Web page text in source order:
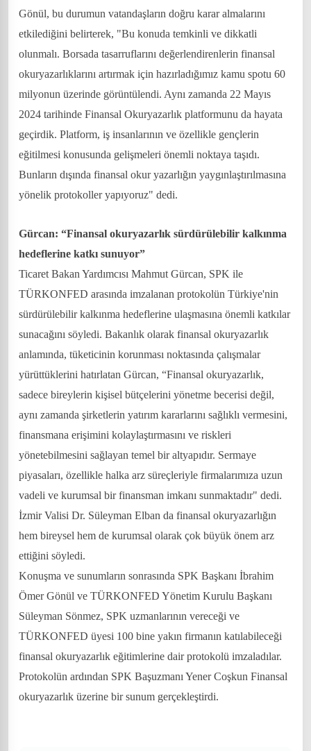
Gönül, bu durumun vatandaşların doğru karar almalarını
etkilediğini belirterek, "Bu konuda temkinli ve dikkatli
olunmalı. Borsada tasarruflarını değerlendirenlerin finansal
okuryazarlıklarını artırmak için hazırladığımız kamu spotu 60
milyonun üzerinde görüntülendi. Aynı zamanda 22 Mayıs
2024 tarihinde Finansal Okuryazarlık platformunu da hayata
geçirdik. Platform, iş insanlarının ve özellikle gençlerin
eğitilmesi konusunda gelişmeleri önemli noktaya taşıdı.
Bunların dışında finansal okur yazarlığın yaygınlaştırılmasına
yönelik protokoller yapıyoruz" dedi.
Gürcan: “Finansal okuryazarlık sürdürülebilir kalkınma
hedeflerine katkı sunuyor”
Ticaret Bakan Yardımcısı Mahmut Gürcan, SPK ile
TÜRKONFED arasında imzalanan protokolün Türkiye'nin
sürdürülebilir kalkınma hedeflerine ulaşmasına önemli katkılar
sunacağını söyledi. Bakanlık olarak finansal okuryazarlık
anlamında, tüketicinin korunması noktasında çalışmalar
yürüttüklerini hatırlatan Gürcan, “Finansal okuryazarlık,
sadece bireylerin kişisel bütçelerini yönetme becerisi değil,
aynı zamanda şirketlerin yatırım kararlarını sağlıklı vermesini,
finansmana erişimini kolaylaştırmasını ve riskleri
yönetebilmesini sağlayan temel bir altyapıdır. Sermaye
piyasaları, özellikle halka arz süreçleriyle firmalarımıza uzun
vadeli ve kurumsal bir finansman imkanı sunmaktadır" dedi.
İzmir Valisi Dr. Süleyman Elban da finansal okuryazarlığın
hem bireysel hem de kurumsal olarak çok büyük önem arz
ettiğini söyledi.
Konuşma ve sunumların sonrasında SPK Başkanı İbrahim
Ömer Gönül ve TÜRKONFED Yönetim Kurulu Başkanı
Süleyman Sönmez, SPK uzmanlarının vereceği ve
TÜRKONFED üyesi 100 bine yakın firmanın katılabileceği
finansal okuryazarlık eğitimlerine dair protokolü imzaladılar.
Protokolün ardından SPK Başuzmanı Yener Coşkun Finansal
okuryazarlık üzerine bir sunum gerçekleştirdi.